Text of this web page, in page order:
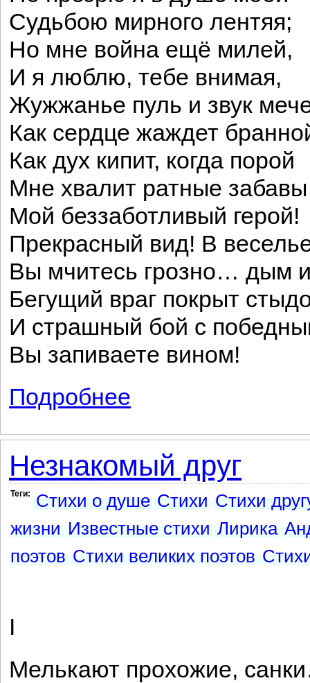
Судьбою мирного лентяя;
Но мне война ещё милей,
И я люблю, тебе внимая,
Жужжанье пуль и звук
Как сердце жаждет
Как дух кипит, когда порой
Мне хвалит ратные забавы
Мой беззаботливый герой!
Прекрасный вид! В
Вы мчитесь грозно… дым
Бегущий враг покрыт
И страшный бой с
Вы запиваете вином!
Подробнее
Незнакомый друг
Теги: Стихи о душе Стихи Стихи
жизни Известные стихи Лирика
поэтов Стихи великих поэтов
I
Мелькают прохожие,